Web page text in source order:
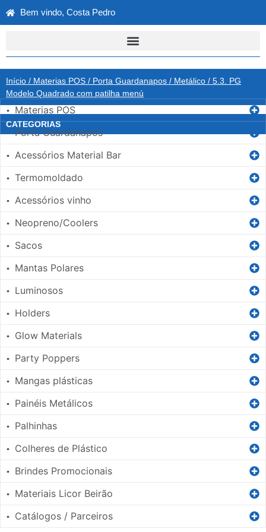
Bem vindo, Costa Pedro
Início / Materias POS / Porta Guardanapos / Metálico / 5.3. PG
Modelo Quadrado com patilha menú
CATEGORIAS
▪ Materias POS
▪ Porta Guardanapos
▪ Acessórios Material Bar
▪ Termomoldado
▪ Acessórios vinho
▪ Neopreno/Coolers
▪ Sacos
▪ Mantas Polares
▪ Luminosos
▪ Holders
▪ Glow Materials
▪ Party Poppers
▪ Mangas plásticas
▪ Painéis Metálicos
▪ Palhinhas
▪ Colheres de Plástico
▪ Brindes Promocionais
▪ Materiais Licor Beirão
▪ Catálogos / Parceiros